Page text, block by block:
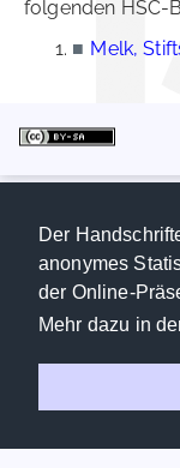
Der
anonymes
der Online-
Mehr dazu in
folgenden HSC-
■ Melk,